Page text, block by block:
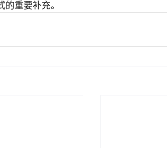
重要补充。